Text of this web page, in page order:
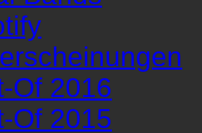
Of 2016
Of 2015